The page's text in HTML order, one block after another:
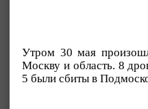
Утром 30 мая
Москву и область. 8
5 были сбиты в